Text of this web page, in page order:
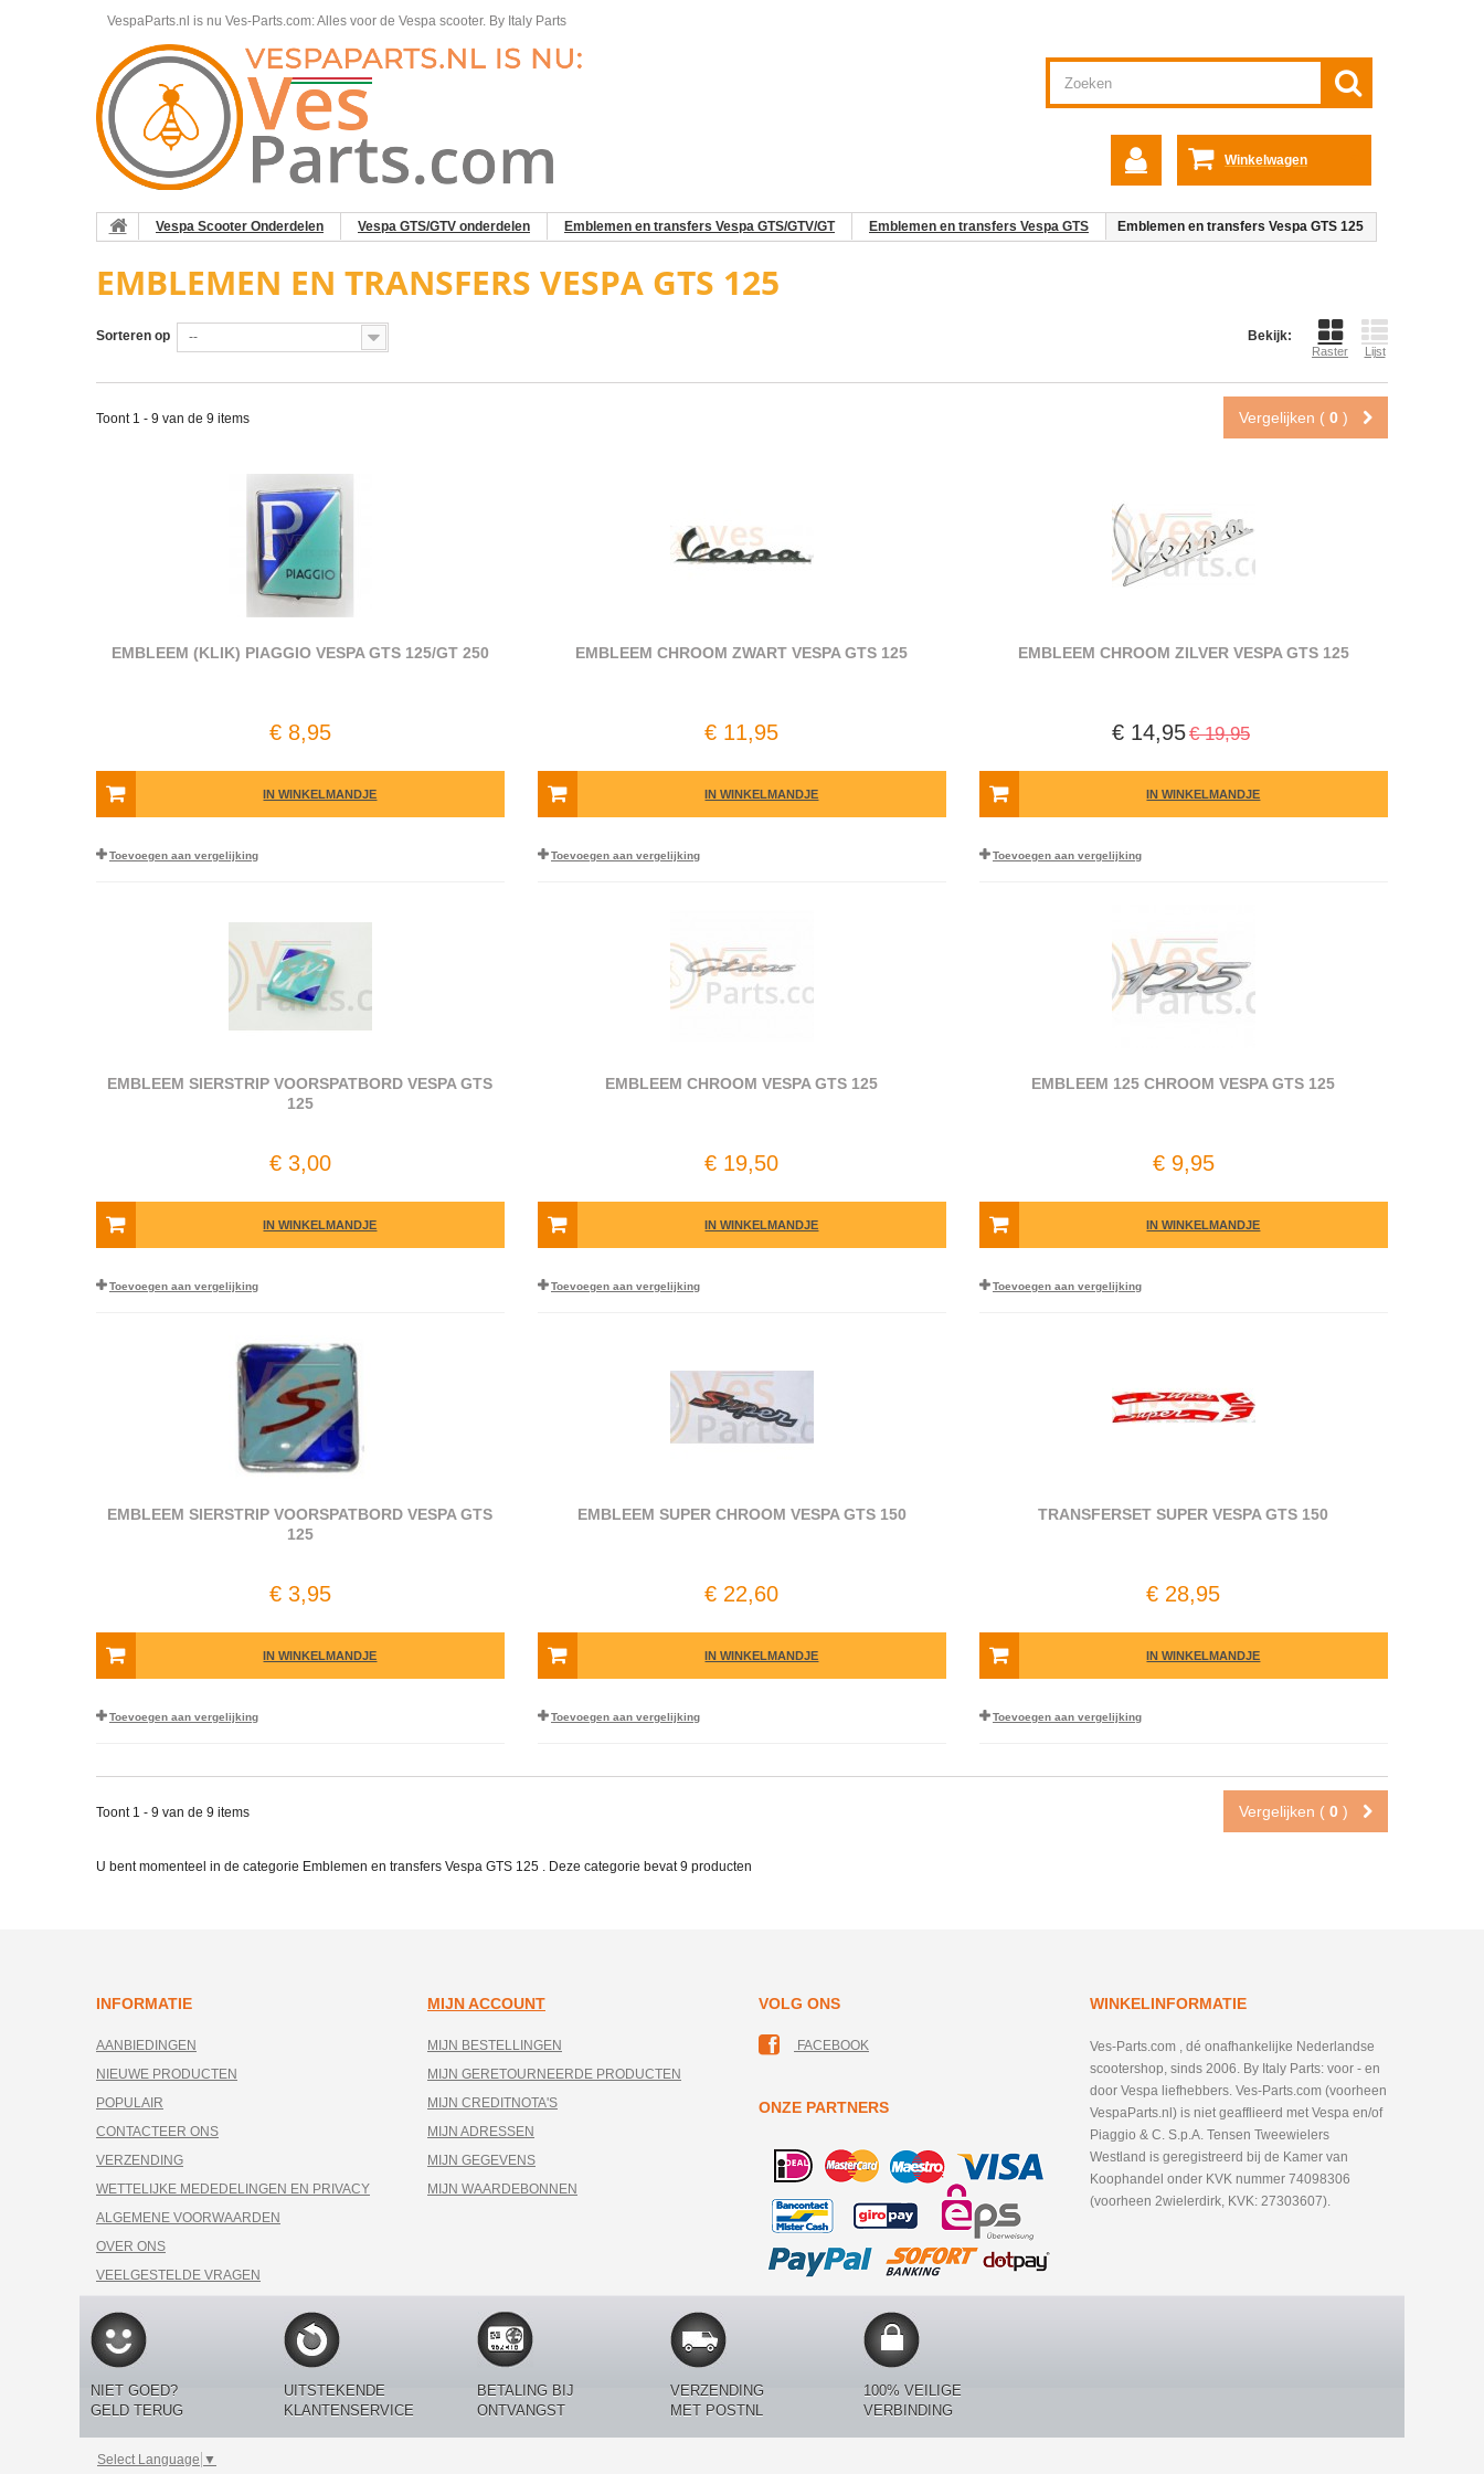
VespaParts.nl is nu Ves-Parts.com: Alles voor de Vespa scooter. By Italy Parts
Winkelwagen
Vespa Scooter Onderdelen Vespa GTS/GTV onderdelen Emblemen en transfers Vespa GTS/GTV/GT Emblemen en transfers Vespa GTS Emblemen en transfers Vespa GTS 125
EMBLEMEN EN TRANSFERS VESPA GTS 125
Bekijk:
Raster Lijst
Sorteren op --
Vergelijken ( 0 )
Toont 1 - 9 van de 9 items
EMBLEEM (KLIK) PIAGGIO VESPA GTS 125/GT 250
€ 8,95
IN WINKELMANDJE
Toevoegen aan vergelijking
EMBLEEM CHROOM ZWART VESPA GTS 125
€ 11,95
IN WINKELMANDJE
Toevoegen aan vergelijking
EMBLEEM CHROOM ZILVER VESPA GTS 125
€ 14,95€ 19,95
IN WINKELMANDJE
Toevoegen aan vergelijking
EMBLEEM SIERSTRIP VOORSPATBORD VESPA GTS
125
€ 3,00
IN WINKELMANDJE
Toevoegen aan vergelijking
EMBLEEM CHROOM VESPA GTS 125
€ 19,50
IN WINKELMANDJE
Toevoegen aan vergelijking
EMBLEEM 125 CHROOM VESPA GTS 125
€ 9,95
IN WINKELMANDJE
Toevoegen aan vergelijking
EMBLEEM SIERSTRIP VOORSPATBORD VESPA GTS
125
€ 3,95
IN WINKELMANDJE
Toevoegen aan vergelijking
EMBLEEM SUPER CHROOM VESPA GTS 150
€ 22,60
IN WINKELMANDJE
Toevoegen aan vergelijking
TRANSFERSET SUPER VESPA GTS 150
€ 28,95
IN WINKELMANDJE
Toevoegen aan vergelijking
Vergelijken ( 0 )
Toont 1 - 9 van de 9 items
U bent momenteel in de categorie Emblemen en transfers Vespa GTS 125 . Deze categorie bevat9 producten
INFORMATIE
AANBIEDINGEN
NIEUWE PRODUCTEN
POPULAIR
CONTACTEER ONS
VERZENDING
WETTELIJKE MEDEDELINGEN EN PRIVACY
ALGEMENE VOORWAARDEN
OVER ONS
VEELGESTELDE VRAGEN
MIJN ACCOUNT
MIJN BESTELLINGEN
MIJN GERETOURNEERDE PRODUCTEN
MIJN CREDITNOTA'S
MIJN ADRESSEN
MIJN GEGEVENS
MIJN WAARDEBONNEN
VOLG ONS
FACEBOOK
ONZE PARTNERS
WINKELINFORMATIE
Ves-Parts.com , dé onafhankelijke Nederlandse
scootershop, sinds 2006. By Italy Parts: voor - en
door Vespa liefhebbers. Ves-Parts.com (voorheen
VespaParts.nl) is niet geafflieerd met Vespa en/of
Piaggio & C. S.p.A. Tensen Tweewielers
Westland is geregistreerd bij de Kamer van
Koophandel onder KVK nummer 74098306
(voorheen 2wielerdirk, KVK: 27303607).
NIET GOED?
GELD TERUG
UITSTEKENDE
KLANTENSERVICE
BETALING BIJ
ONTVANGST
VERZENDING
MET POSTNL
100% VEILIGE
VERBINDING
Select Language ▼